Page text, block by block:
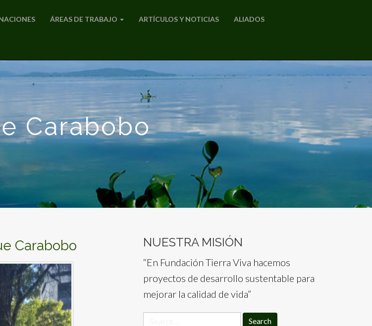
ÁREAS DE TRABAJO ARTÍCULOS Y NOTICIAS ALIADOS
Carabobo
Carabobo NUESTRA MISIÓN
“En Fundación Tierra Viva hacemos
proyectos de desarrollo sustentable para
mejorar la calidad de vida”